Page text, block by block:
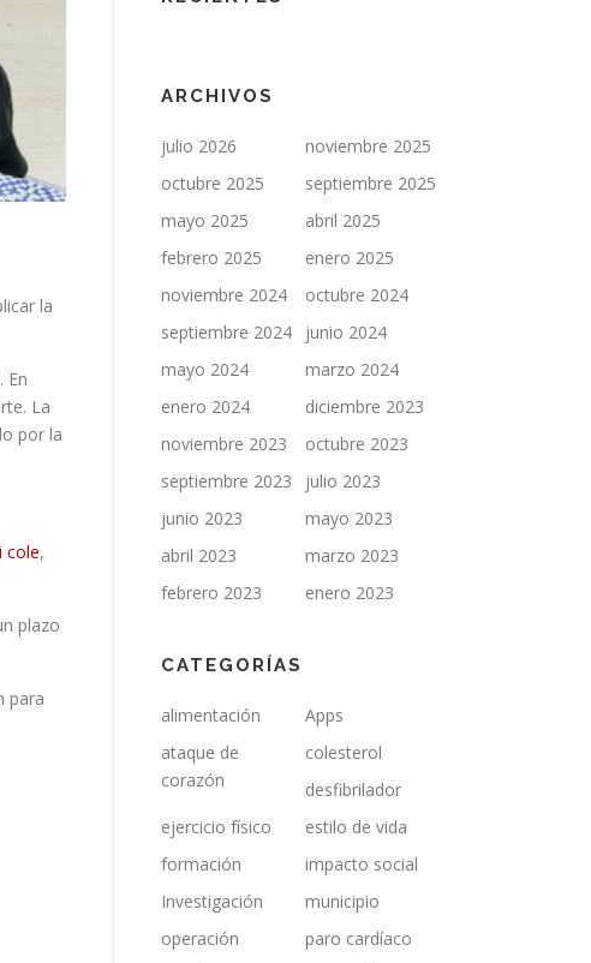
la
En
La
por la
cole,
plazo
para
ARCHIVOS
julio 2026
noviembre 2025
octubre 2025
septiembre 2025
mayo 2025
abril 2025
febrero 2025
enero 2025
noviembre 2024
octubre 2024
septiembre 2024
junio 2024
mayo 2024
marzo 2024
enero 2024
diciembre 2023
noviembre 2023
octubre 2023
septiembre 2023
julio 2023
junio 2023
mayo 2023
abril 2023
marzo 2023
febrero 2023
enero 2023
CATEGORÍAS
alimentación
Apps
ataque de
corazón
colesterol
desfibrilador
ejercicio físico
estilo de vida
formación
impacto social
Investigación
municipio
operación
paro cardíaco